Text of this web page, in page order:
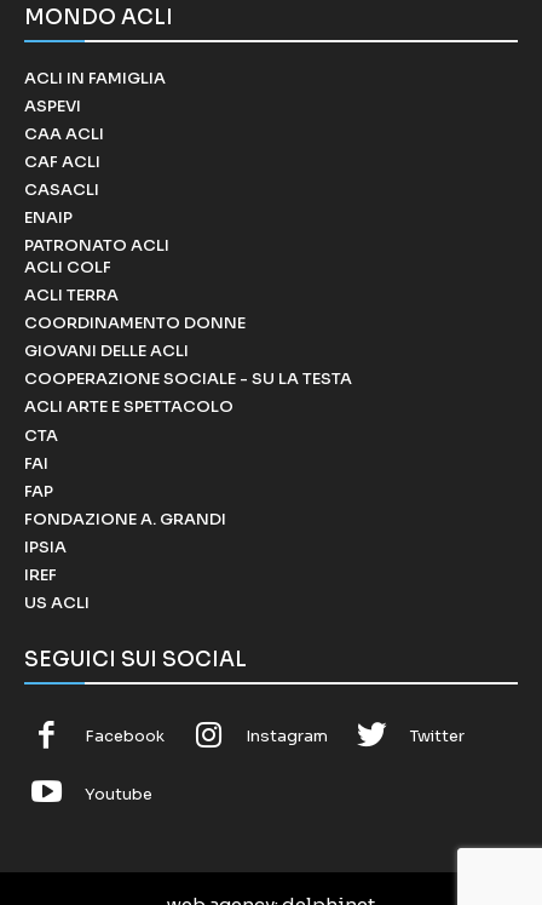
MONDO ACLI
ACLI IN FAMIGLIA
ASPEVI
CAA ACLI
CAF ACLI
CASACLI
ENAIP
PATRONATO ACLI
ACLI COLF
ACLI TERRA
COORDINAMENTO DONNE
GIOVANI DELLE ACLI
COOPERAZIONE SOCIALE - SU LA TESTA
ACLI ARTE E SPETTACOLO
CTA
FAI
FAP
FONDAZIONE A. GRANDI
IPSIA
IREF
US ACLI
SEGUICI SUI SOCIAL
Facebook Instagram Twitter
Youtube